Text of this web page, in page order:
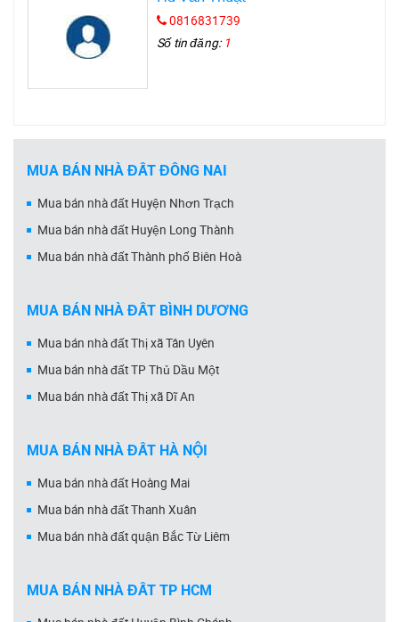
0816831739
Số tin đăng: 1
MUA BÁN NHÀ ĐẤT ĐỒNG NAI
Mua bán nhà đất Huyện Nhơn Trạch
Mua bán nhà đất Huyện Long Thành
Mua bán nhà đất Thành phố Biên Hoà
MUA BÁN NHÀ ĐẤT BÌNH DƯƠNG
Mua bán nhà đất Thị xã Tân Uyên
Mua bán nhà đất TP Thủ Dầu Một
Mua bán nhà đất Thị xã Dĩ An
MUA BÁN NHÀ ĐẤT HÀ NỘI
Mua bán nhà đất Hoàng Mai
Mua bán nhà đất Thanh Xuân
Mua bán nhà đất quận Bắc Từ Liêm
MUA BÁN NHÀ ĐẤT TP HCM